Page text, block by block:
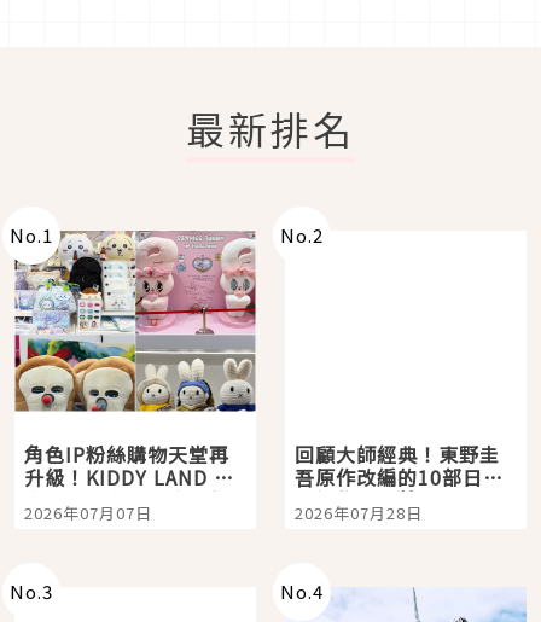
最新排名
No.1
角色IP粉絲購物天堂再
升級！KIDDY LAND 原
宿店吉伊卡哇迎客，新
開幕 OMOKADO 店3分
2026年07月07日
No.2
回顧大師經典！東野圭
吾原作改編的10部日本
影視作品推薦
2026年07月28日
No.3 No.4